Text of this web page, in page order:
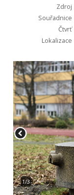
Zdroj
Souřadnice
Čtvrť
Lokalizace
1/3